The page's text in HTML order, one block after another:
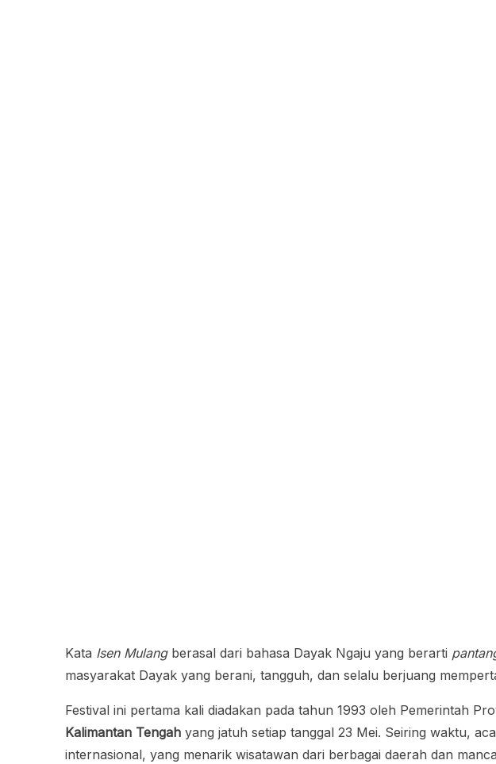
Kata Isen Mulangberasal dari bahasa Dayak Ngaju yang berarti
masyarakat Dayak yang berani, tangguh, dan selalu berjuang
Festival ini pertama kali diadakan pada tahun 1993 oleh Pemerintah
Kalimantan Tengah yang jatuh setiap tanggal 23 Mei. Seiring waktu,
internasional, yang menarik wisatawan dari berbagai daerah dan